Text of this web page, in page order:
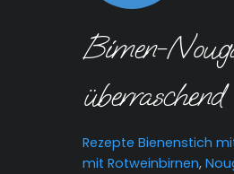
Birnen-
überraschend
Rezepte Bienenstich
mit Rotweinbirnen,